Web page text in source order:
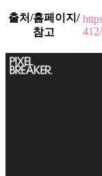
출처/홈페이지/
참고
412/